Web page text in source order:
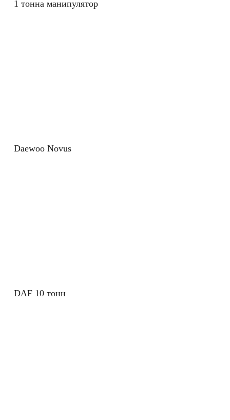
1 тонна манипулятор
Daewoo Novus
DAF 10 тонн